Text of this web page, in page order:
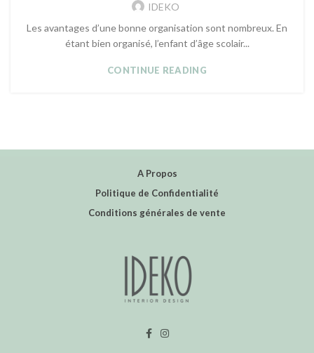
IDEKO
Les avantages d’une bonne organisation sont nombreux. En
étant bien organisé, l’enfant d’âge scolair...
CONTINUE READING
A Propos
Politique de Confidentialité
Conditions générales de vente